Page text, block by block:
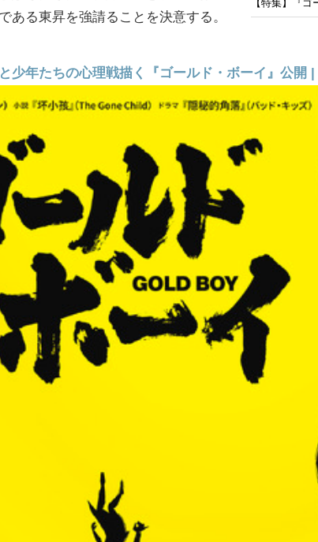
【特集】『
ある東昇を強請ることを決意する。
少年たちの心理戦描く『ゴールド・ボーイ』公開